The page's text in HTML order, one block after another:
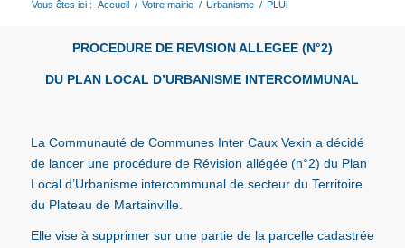
Vous êtes ici : Accueil / Votre mairie / Urbanisme / PLUi
PROCEDURE DE REVISION ALLEGEE (N°2)
DU PLAN LOCAL D’URBANISME INTERCOMMUNAL
La Communauté de Communes Inter Caux Vexin a décidé
de lancer une procédure de Révision allégée (n°2) du Plan
Local d’Urbanisme intercommunal de secteur du Territoire
du Plateau de Martainville.
Elle vise à supprimer sur une partie de la parcelle cadastrée